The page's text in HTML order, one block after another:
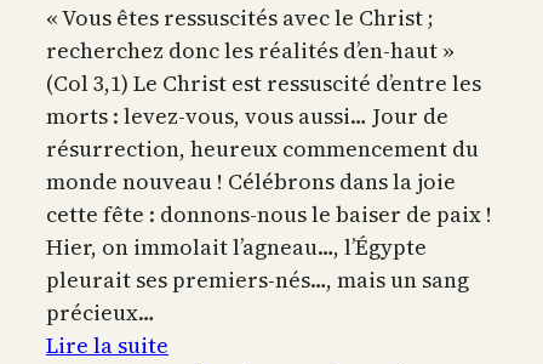
« Vous êtes ressuscités avec le Christ ;
recherchez donc les réalités d’en-haut »
(Col 3,1) Le Christ est ressuscité d’entre les
morts : levez-vous, vous aussi… Jour de
résurrection, heureux commencement du
monde nouveau ! Célébrons dans la joie
cette fête : donnons-nous le baiser de paix !
Hier, on immolait l’agneau…, l’Égypte
pleurait ses premiers-nés…, mais un sang
précieux…
Lire la suite